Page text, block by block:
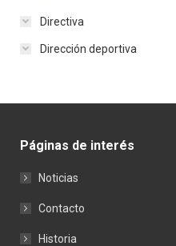
Directiva
Dirección deportiva
Páginas de interés
Noticias
Contacto
Historia